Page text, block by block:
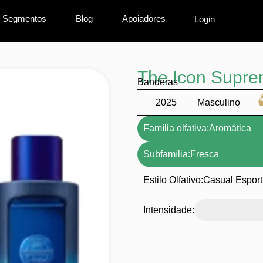
Segmentos Blog Apoiadores Login
The Icon
Banderas
2025 Masculino
Família olfativa:Aromática
Subfamília:Fresca
Estilo Olfativo:Casual
Intensidade: